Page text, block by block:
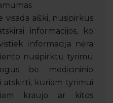
visada aiški, nusipirkus
informacijos, ko
informacija nėra
nusipirktu tyrimu
be medicininio
atskirti, kuriam tyrimui
kraujo ar kitos